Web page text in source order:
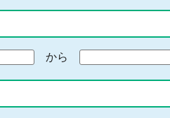
から
終